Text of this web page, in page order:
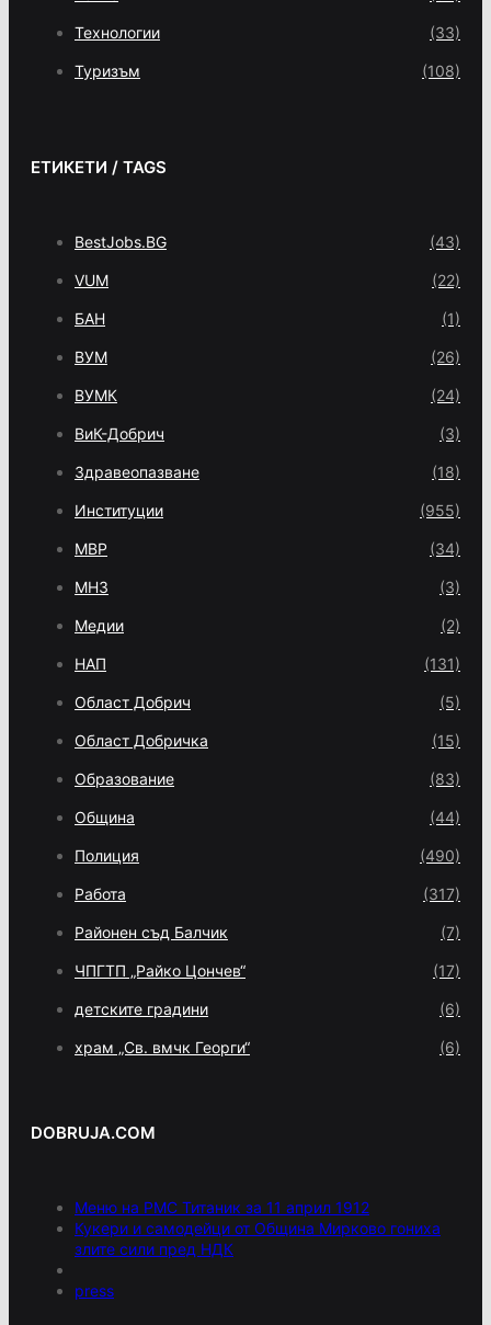
Технологии (33)
Туризъм (108)
ЕТИКЕТИ / TAGS
BestJobs.BG (43)
VUM (22)
БАН (1)
ВУМ (26)
ВУМК (24)
ВиК-Добрич (3)
Здравеопазване (18)
Институции (955)
МВР (34)
МНЗ (3)
Медии (2)
НАП (131)
Област Добрич (5)
Област Добричка (15)
Образование (83)
Община (44)
Полиция (490)
Работа (317)
Районен съд Балчик (7)
ЧПГТП „Райко Цончев“ (17)
детските градини (6)
храм „Св. вмчк Георги“ (6)
DOBRUJA.COM
Меню на РМС Титаник за 11 април 1912
Кукери и самодейци от Община Мирково гониха
злите сили пред НДК
press